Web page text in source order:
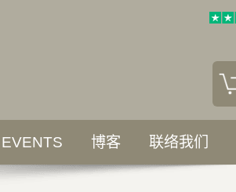
EVENTS 博客 联络我们